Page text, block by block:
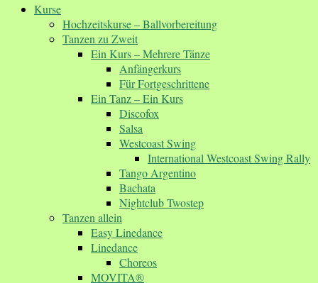
Kurse
Hochzeitskurse – Ballvorbereitung
Tanzen zu Zweit
Ein Kurs – Mehrere Tänze
Anfängerkurs
Für Fortgeschrittene
Ein Tanz – Ein Kurs
Discofox
Salsa
Westcoast Swing
International Westcoast Swing Rally
Tango Argentino
Bachata
Nightclub Twostep
Tanzen allein
Easy Linedance
Linedance
Choreos
MOVITA®